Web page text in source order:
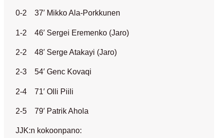
0-2 37′ Mikko Ala-Porkkunen
1-2 46′ Sergei Eremenko (Jaro)
2-2 48′ Serge Atakayi (Jaro)
2-3 54′ Genc Kovaqi
2-4 71′ Olli Piili
2-5 79′ Patrik Ahola
JJK:n kokoonpano: